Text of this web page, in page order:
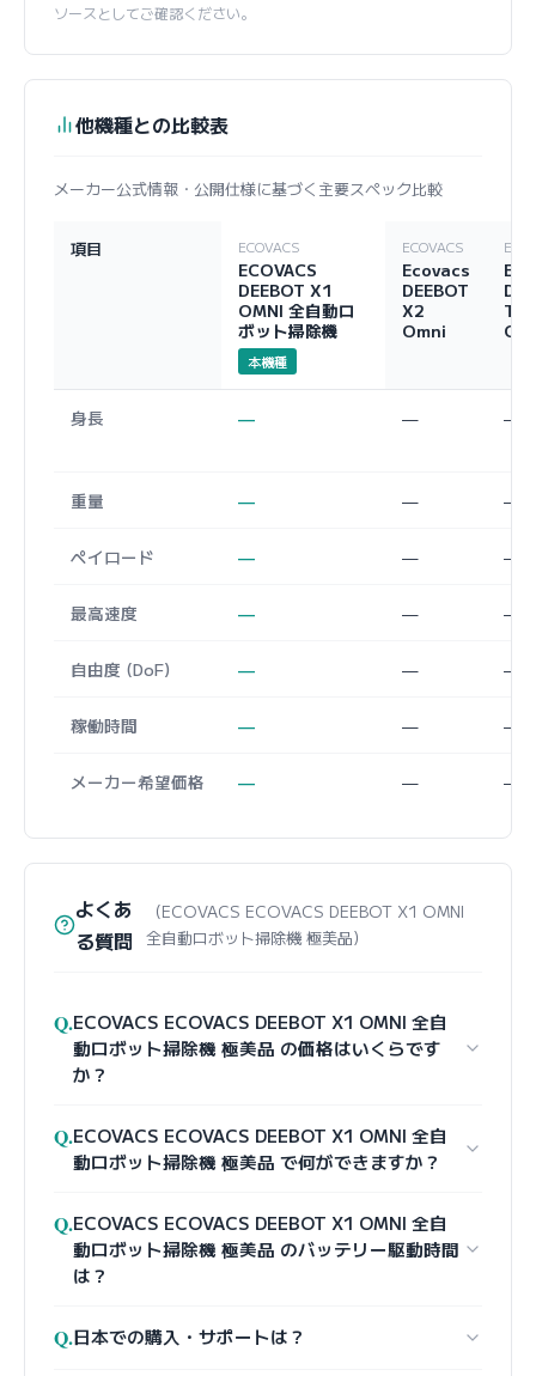
ソースとしてご確認ください。
他機種との比較表
メーカー公式情報・公開仕様に基づく主要スペック比較
項目 ECOVACS
ECOVACS
DEEBOT X1
OMNI 全自動ロ
ボット掃除機
本機種
ECOVACS
Ecovacs
DEEBOT
X2
Omni
T20
身長 — — —
重量 — — —
ペイロード — — —
最高速度 — — —
自由度 (DoF) — — —
稼働時間 — — —
メーカー希望価格 — — —
よくあ
る質問
（ECOVACS ECOVACS DEEBOT X1 OMNI
全自動ロボット掃除機 極美品）
Q.ECOVACS ECOVACS DEEBOT X1 OMNI 全自
動ロボット掃除機 極美品 の価格はいくらです
か？
Q.ECOVACS ECOVACS DEEBOT X1 OMNI 全自
動ロボット掃除機 極美品 で何ができますか？
Q.ECOVACS ECOVACS DEEBOT X1 OMNI 全自
動ロボット掃除機 極美品 のバッテリー駆動時間
は？
Q.日本での購入・サポートは？